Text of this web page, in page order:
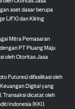
aset dasar berupa
(JFX) dan Kliring
Mitra Pemasaran
PT Pluang Maju
oleh Otoritas Jasa
Futures) difasilitasi oleh
Digital yang
Transaksi dicatat oleh
Indonesia (KKI).